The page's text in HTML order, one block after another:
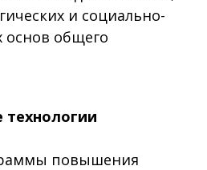
и социально-
основ общего
технологии
повышения